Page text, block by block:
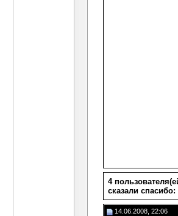
4
сказали cпасибо:
14.06.2008, 22:06